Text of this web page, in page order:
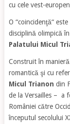
cu cele vest-
O “coincidenţă“
disciplină olimpică
Palatului Micul
Construit în
romantică şi cu
Micul Trianon din
de la Versailles – a
României către
începutul secolului